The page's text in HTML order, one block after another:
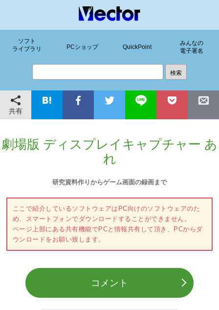
ソフト
ライブラリ
PCショップ QuickPoint
みんなの
電子署名
共有
劇場版 ディスプレイキャプチャー あ
れ
研究資料作りからゲーム画面の録画まで
ここで紹介しているソフトウェアはPC向けのソフトウェアのた
め、スマートフォンでダウンロードすることができません。
ページ上部にある共有機能でPCと情報共有して頂き、PCからダ
ウンロードをお願い致します。
コメント